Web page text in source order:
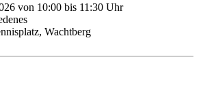
von 10:00 bis 11:30 Uhr
Wachtberg